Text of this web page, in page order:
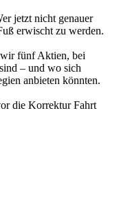
jetzt nicht genauer
erwischt zu werden.
wir fünf Aktien, bei
– und wo sich
anbieten könnten.
die Korrektur Fahrt